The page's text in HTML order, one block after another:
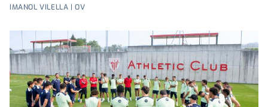
IMANOL VILELLA | OV